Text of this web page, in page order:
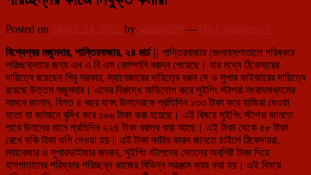
Posted on March 24, 2022 by santanu99 — No Comments ↓
বিশ্বেশ্বর মজুমদার, শান্তিরবাজার, ২৪ মার্চ || শান্তিরবাজার জেলাহসপাতালে পরিষ্কার
পরিচ্ছন্নতার জন্য এন এ বি এস কোম্পানি বরাদ্ব পেয়েছে। যার মধ্যে ঠিকেদারের
দায়িত্বে রয়েছেন শিবু সরকার, ম্যানেজারের দায়িত্বে বরুন দে ও সুপার ভাইজারের দায়িত্বে
রয়েছে উত্তম মজুমদার। এদের বিরুদ্ধে অভিযোগ করে সুইপিং স্টাপরা সংবাদমাধ্যমের
সামনে জানান, বিগত ৪ বছর যাবৎ উনাদেরকে প্রতিদিন ১৩৩ টাকা করে হাজিরা দেওয়া
হতো যা বর্তমানে বৃদ্ধি করে ১৬৬ টাকা করা হয়েছে। এই বিষয়ে সুইপিং স্টাপরা জানতে
পারে উনাদের নানে প্রতিদিন ২২৪ টাকা বরাদ্ধ করা আছে। এই টাকা থেকে ৫৮ টাকা
রেখে বাকি টাকা গুলি দেওয়া হয়। এই টাকা কাটার কারন জানতে চাইলে ঠিকেদাররা,
ম্যানেজার ও সুপারভাইজার জানান, সুইপিং স্টাপদের বেতনের অবশিষ্ট টাকা দিয়ে
হাসপাতালের পরিষ্কার পরিচ্ছন্ন কাজের বিভিন্ন সরঞ্জাম ক্রয় করা হয়। এই বিষয়ে